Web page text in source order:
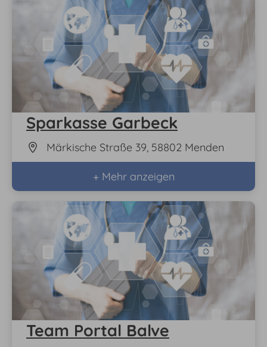
Sparkasse Garbeck
Märkische Straße 39, 58802 Menden
+ Mehr anzeigen
Team Portal Balve